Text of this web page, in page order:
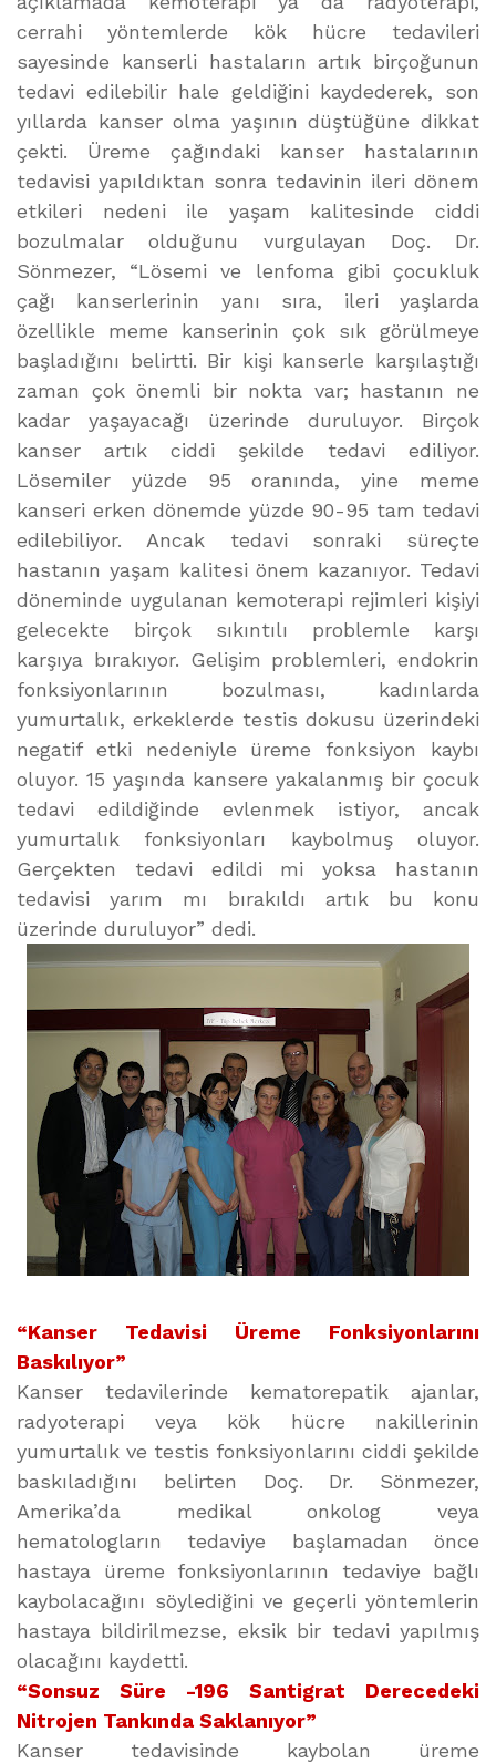
cerrahi yöntemlerde kök hücre tedavileri
sayesinde kanserli hastaların artık birçoğunun
tedavi edilebilir hale geldiğini kaydederek, son
yıllarda kanser olma yaşının düştüğüne dikkat
çekti. Üreme çağındaki kanser hastalarının
tedavisi yapıldıktan sonra tedavinin ileri dönem
etkileri nedeni ile yaşam kalitesinde ciddi
bozulmalar olduğunu vurgulayan Doç. Dr.
Sönmezer, “Lösemi ve lenfoma gibi çocukluk
çağı kanserlerinin yanı sıra, ileri yaşlarda
özellikle meme kanserinin çok sık görülmeye
başladığını belirtti. Bir kişi kanserle karşılaştığı
zaman çok önemli bir nokta var; hastanın ne
kadar yaşayacağı üzerinde duruluyor. Birçok
kanser artık ciddi şekilde tedavi ediliyor.
Lösemiler yüzde 95 oranında, yine meme
kanseri erken dönemde yüzde 90-95 tam tedavi
edilebiliyor. Ancak tedavi sonraki süreçte
hastanın yaşam kalitesi önem kazanıyor. Tedavi
döneminde uygulanan kemoterapi rejimleri kişiyi
gelecekte birçok sıkıntılı problemle karşı
karşıya bırakıyor. Gelişim problemleri, endokrin
fonksiyonlarının bozulması, kadınlarda
yumurtalık, erkeklerde testis dokusu üzerindeki
negatif etki nedeniyle üreme fonksiyon kaybı
oluyor. 15 yaşında kansere yakalanmış bir çocuk
tedavi edildiğinde evlenmek istiyor, ancak
yumurtalık fonksiyonları kaybolmuş oluyor.
Gerçekten tedavi edildi mi yoksa hastanın
tedavisi yarım mı bırakıldı artık bu konu
üzerinde duruluyor” dedi.
“Kanser Tedavisi Üreme Fonksiyonlarını
Baskılıyor”
Kanser tedavilerinde kematorepatik ajanlar,
radyoterapi veya kök hücre nakillerinin
yumurtalık ve testis fonksiyonlarını ciddi şekilde
baskıladığını belirten Doç. Dr. Sönmezer,
Amerika’da medikal onkolog veya
hematologların tedaviye başlamadan önce
hastaya üreme fonksiyonlarının tedaviye bağlı
kaybolacağını söylediğini ve geçerli yöntemlerin
hastaya bildirilmezse, eksik bir tedavi yapılmış
olacağını kaydetti.
“Sonsuz Süre -196 Santigrat Derecedeki
Nitrojen Tankında Saklanıyor”
Kanser tedavisinde kaybolan üreme